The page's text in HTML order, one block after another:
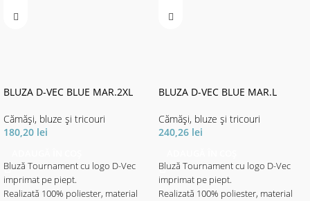
BLUZA D-VEC BLUE MAR.2XL
Cămăși, bluze și tricouri
180,20 lei
Bluză Tournament cu logo D-Vec
imprimat pe piept.
Realizată 100% poliester, material
BLUZA D-VEC BLUE MAR.L
Cămăși, bluze și tricouri
240,26 lei
Bluză Tournament cu logo D-Vec
imprimat pe piept.
Realizată 100% poliester, material